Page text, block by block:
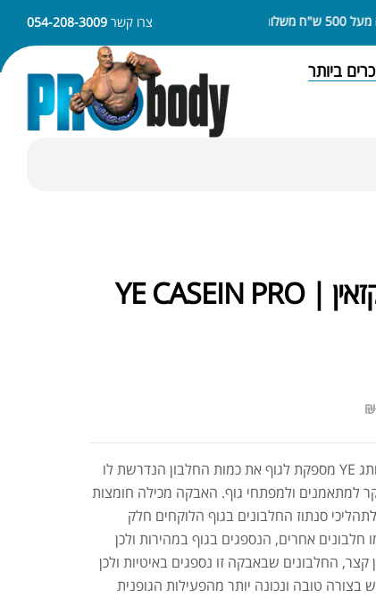
ניתן לשלם באמצעות APPLE PAY או SAMSUNG PAY
צרו קשר 054-208-3009
ביותר
אבקת חלבון קזאין | YE CASEIN PRO
₪
אבקת חלבון קזאין של מותג YE מספקת לגוף את כמות החלבון הנדרשת לו
למתאמנים ולמפתחי גוף. האבקה מכילה חומצות
סנתוז החלבונים בגוף הלוקחים חלק
אחרים, הנספגים בגוף במהירות ולכן
החלבונים שבאבקה זו נספגים באיטיות ולכן
טובה ונכונה יותר מהפעילות הגופנית